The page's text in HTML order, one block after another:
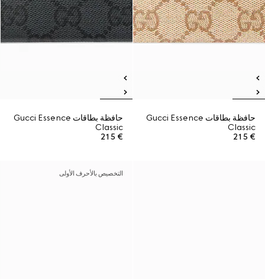
حافظة بطاقات Gucci Essence
Classic
€ 215
حافظة بطاقات Gucci Essence
Classic
€ 215
التخصيص بالأحرف الأولى